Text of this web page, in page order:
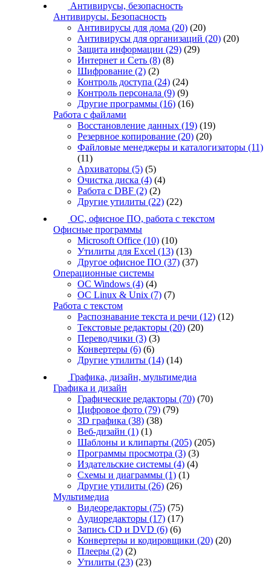
Антивирусы, безопасность
Антивирусы. Безопасность
Антивирусы для дома (20) (20)
Антивирусы для организаций (20) (20)
Защита информации (29) (29)
Интернет и Сеть (8) (8)
Шифрование (2) (2)
Контроль доступа (24) (24)
Контроль персонала (9) (9)
Другие программы (16) (16)
Работа с файлами
Восстановление данных (19) (19)
Резервное копирование (20) (20)
Файловые менеджеры и каталогизаторы (11)
(11)
Архиваторы (5) (5)
Очистка диска (4) (4)
Работа с DBF (2) (2)
Другие утилиты (22) (22)
ОС, офисное ПО, работа с текстом
Офисные программы
Microsoft Office (10) (10)
Утилиты для Excel (13) (13)
Другое офисное ПО (37) (37)
Операционные системы
ОС Windows (4) (4)
ОС Linux & Unix (7) (7)
Работа с текстом
Распознавание текста и речи (12) (12)
Текстовые редакторы (20) (20)
Переводчики (3) (3)
Конвертеры (6) (6)
Другие утилиты (14) (14)
Графика, дизайн, мультимедиа
Графика и дизайн
Графические редакторы (70) (70)
Цифровое фото (79) (79)
3D графика (38) (38)
Веб-дизайн (1) (1)
Шаблоны и клипарты (205) (205)
Программы просмотра (3) (3)
Издательские системы (4) (4)
Схемы и диаграммы (1) (1)
Другие утилиты (26) (26)
Мультимедиа
Видеоредакторы (75) (75)
Аудиоредакторы (17) (17)
Запись CD и DVD (6) (6)
Конвертеры и кодировщики (20) (20)
Плееры (2) (2)
Утилиты (23) (23)